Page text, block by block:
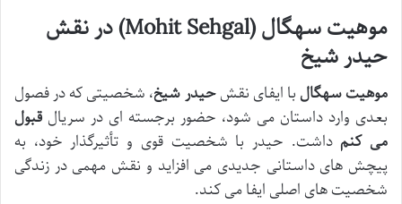
موهیت سهگال (Mohit Sehgal) در نقش
حیدر شیخ
موهیت سهگال با ایفای نقشحیدر شیخ، شخصیتی که در فصول
بعدی وارد داستان می شود، حضور برجسته ای در سریال قبول
می کنم داشت. حیدر با شخصیت قوی و تأثیرگذار خود، به
پیچش های داستانی جدیدی می افزاید و نقش مهمی در زندگی
شخصیت های اصلی ایفا می کند.